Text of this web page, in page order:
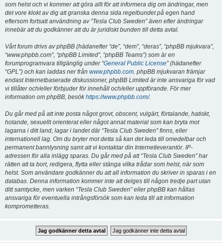
som helst och vi kommer att göra allt för att informera dig om ändringar, men
det vore klokt av dig att granska denna sida regelbundet på egen hand
eftersom fortsatt användning av “Tesla Club Sweden” även efter ändringar
innebär att du godkänner att du är juridiskt bunden till detta avtal.
Vårt forum drivs av phpBB (hädanefter “de”, “dem”, “deras”, “phpBB mjukvara”,
“www.phpbb.com”, “phpBB Limited”, “phpBB Teams”) som är en
forumprogramvara tillgänglig under “General Public License” (hädanefter
“GPL”) och kan laddas ner från www.phpbb.com. phpBB mjukvaran främjar
endast Internetbaserade diskussioner, phpBB Limited är inte ansvariga för vad
vi tillåter och/eller förbjuder för innehåll och/eller uppförande. För mer
information om phpBB, besökhttps://www.phpbb.com/.
Du går med på att inte posta något grovt, obscent, vulgärt, förtalande, hatiskt,
hotande, sexuellt orienterat eller något annat material som kan bryta mot
lagarna i ditt land, lagar i landet där “Tesla Club Sweden” finns, eller
internationell lag. Om du bryter mot detta så kan det leda till omedelbar och
permanent bannlysning samt att vi kontaktar din Internetleverantör. IP-
adressen för alla inlägg sparas. Du går med på att “Tesla Club Sweden” har
rätten att ta bort, redigera, flytta eller stänga vilka trådar som helst, när som
helst. Som användare godkänner du att all information du skriver in sparas i en
databas. Denna information kommer inte att delges till någon tredje part utan
ditt samtycke, men varken “Tesla Club Sweden” eller phpBB kan hållas
ansvariga för eventuella intrångsförsök som kan leda till att information
komprometteras.